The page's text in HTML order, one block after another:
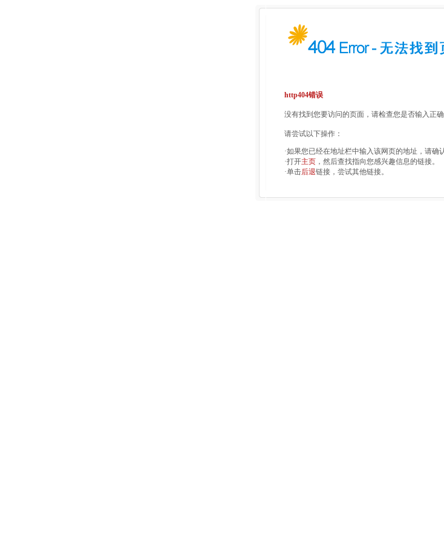
http404错误
没有找到您要访问的页面，请检查您是否输入正确
请尝试以下操作：
·如果您已经在地址栏中输入该网页的地址，请确
·打开主页 ，然后查找指向您感兴趣信息的链接。
·单击后退链接，尝试其他链接。